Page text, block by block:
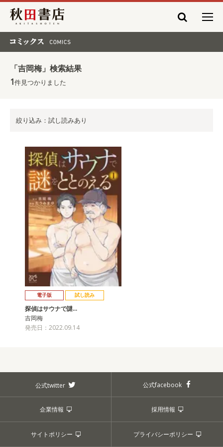
秋田書店
「吉岡梅」検索結果
1件見つかりました
絞り込み：試し読みあり
電子版 試し読み
探偵はサウナで謎…
吉岡梅
発売日：2022.09.14
公式twitter 公式facebook
企業情報 採用情報
サイトポリシー プライバシーポリシー